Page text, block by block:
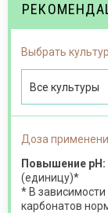
Выбрать
Все культуры
Доза
Повышение pH:
(единицу)*
* В
карбонатов